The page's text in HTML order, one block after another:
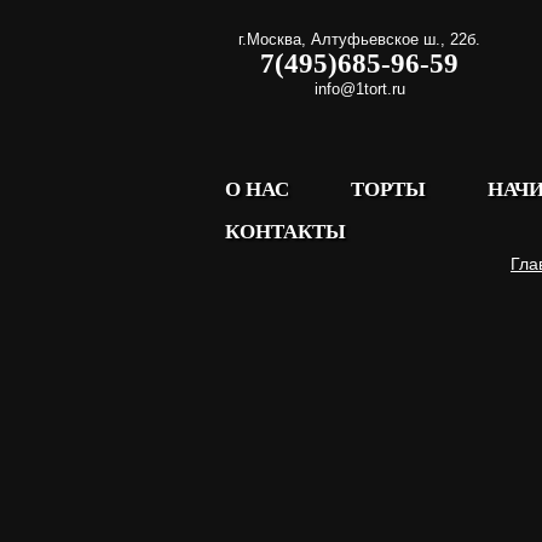
г.Москва, Алтуфьевское ш., 22б.
7(495)685-96-59
info@1tort.ru
О НАС ТОРТЫ
КОНТАКТЫ